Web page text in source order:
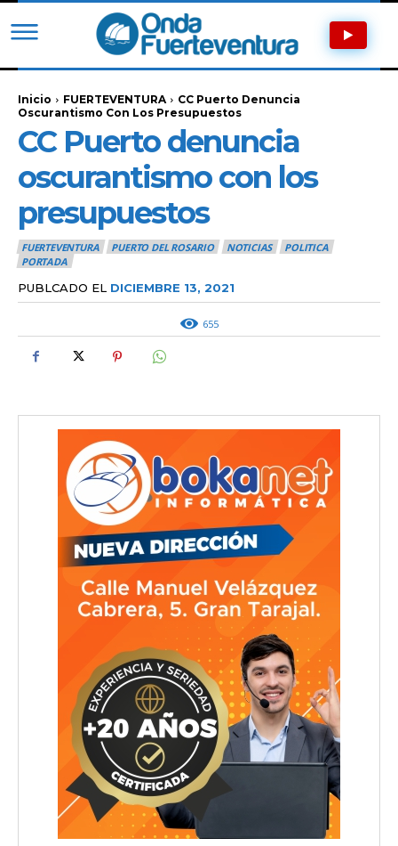
Inicio FUERTEVENTURA
CC Puerto Denuncia
Oscurantismo Con Los Presupuestos
CC Puerto denuncia
oscurantismo con los
presupuestos
FUERTEVENTURA PUERTO DEL ROSARIO NOTICIAS
POLITICA
PORTADA
PUBLCADO EL DICIEMBRE 13, 2021
655